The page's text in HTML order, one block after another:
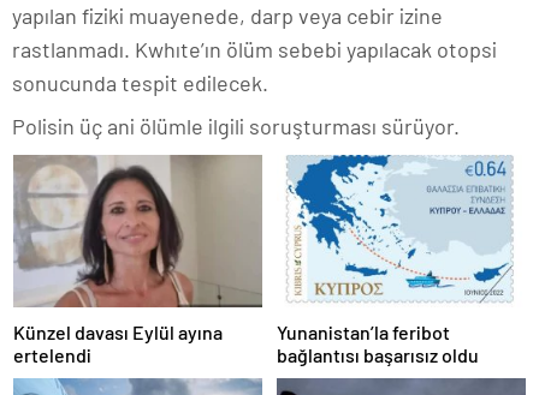
yapılan fiziki muayenede, darp veya cebir izine
rastlanmadı. Kwhıte’ın ölüm sebebi yapılacak otopsi
sonucunda tespit edilecek.
Polisin üç ani ölümle ilgili soruşturması sürüyor.
Künzel davası Eylül ayına
ertelendi
Yunanistan’la feribot
bağlantısı başarısız oldu